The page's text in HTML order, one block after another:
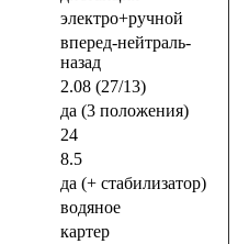
электро+ручной
вперед-нейтраль-
назад
2.08 (27/13)
да (3 положения)
24
8.5
да (+ стабилизатор)
водяное
картер